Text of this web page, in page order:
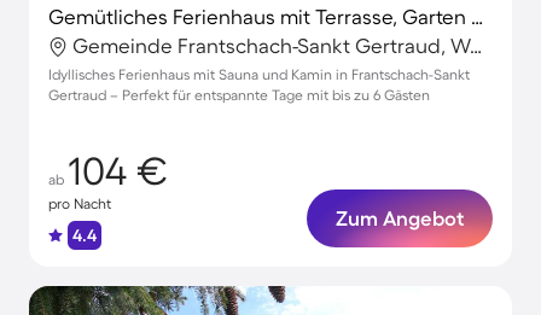
Gemütliches Ferienhaus mit Terrasse, Garten und Sauna | Skifahren in der Nähe | Hunde erlaubt
Gemeinde Frantschach-Sankt Gertraud, Wolfsberg, Österreich
Idyllisches Ferienhaus mit Sauna und Kamin in Frantschach-Sankt
Gertraud – Perfekt für entspannte Tage mit bis zu 6 Gästen
ab 104 €
pro Nacht
4.4
Zum Angebot